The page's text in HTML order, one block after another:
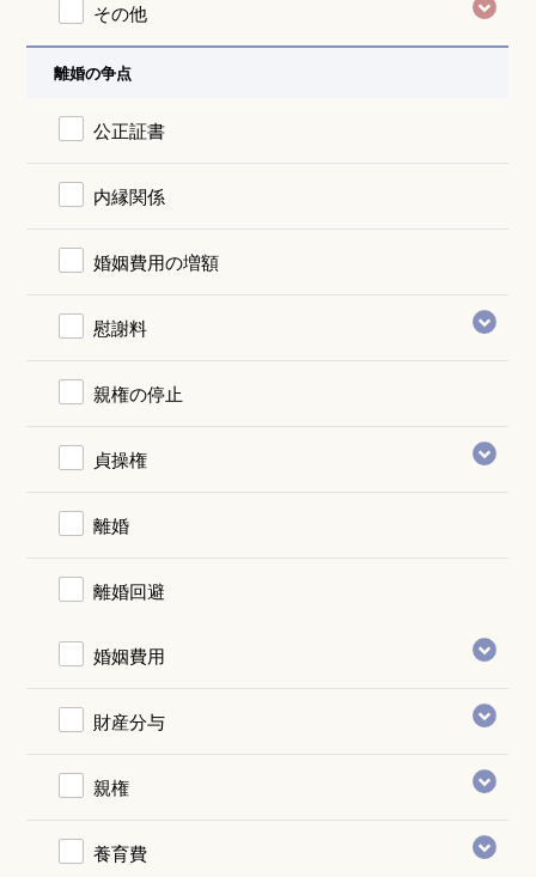
その他
離婚の争点
公正証書
内縁関係
婚姻費用の増額
慰謝料
親権の停止
貞操権
離婚
離婚回避
婚姻費用
財産分与
親権
養育費